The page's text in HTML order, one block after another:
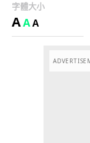
字體大小
AAA